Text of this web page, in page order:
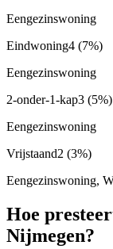
Eengezinswoning
Eindwoning4 (7%)
Eengezinswoning
2-onder-1-kap3 (5%)
Eengezinswoning
Vrijstaand2 (3%)
Eengezinswoning,
Hoe
Nijmegen?